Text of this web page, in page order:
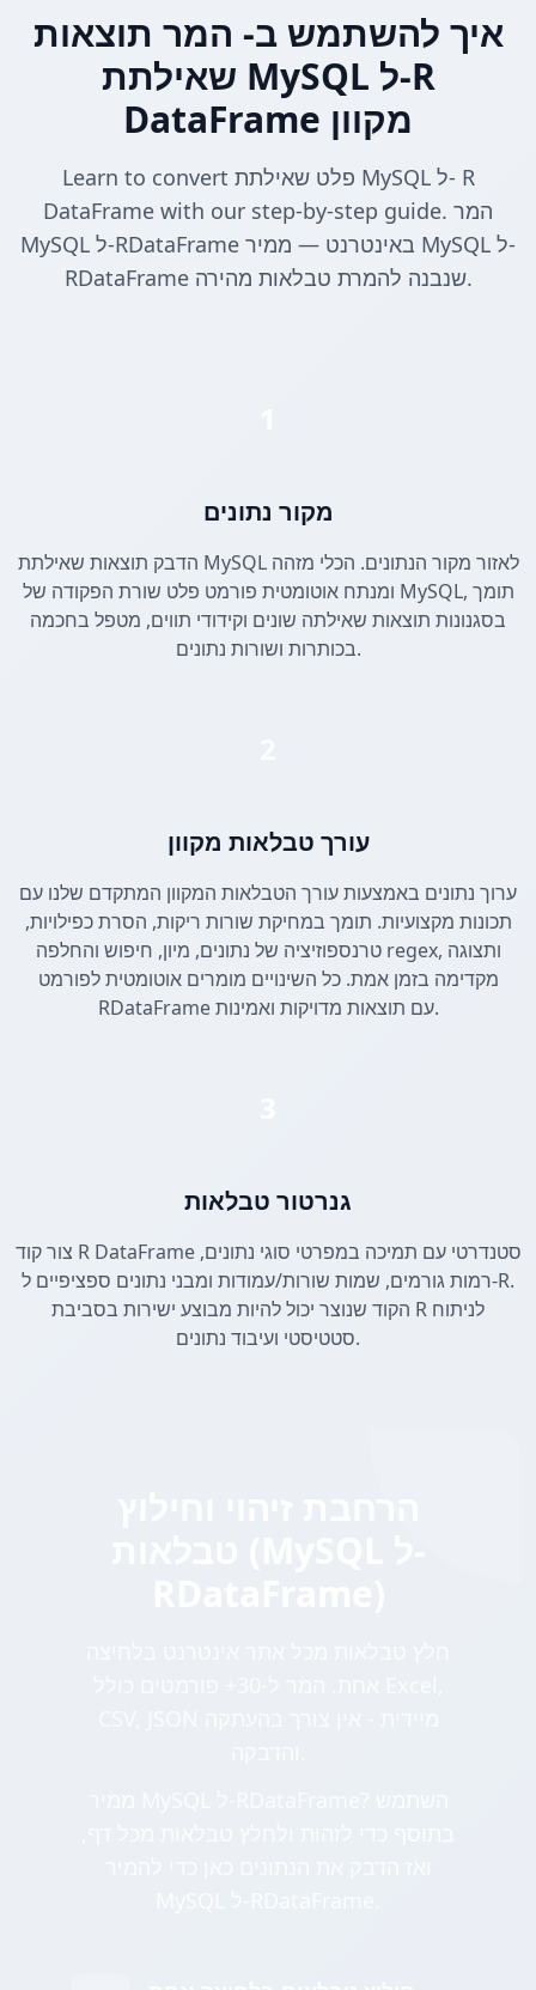
איך להשתמש ב- המר תוצאות
שאילתת MySQL ל-R
DataFrame מקוון
Learn to convert פלט שאילתת MySQL ל- R
DataFrame with our step-by-step guide. המר
MySQL ל-RDataFrame באינטרנט — ממיר MySQL ל-
RDataFrame שנבנה להמרת טבלאות מהירה.
מקור נתונים
הדבק תוצאות שאילתת MySQL לאזור מקור הנתונים. הכלי מזהה
ומנתח אוטומטית פורמט פלט שורת הפקודה של MySQL, תומך
בסגנונות תוצאות שאילתה שונים וקידודי תווים, מטפל בחכמה
בכותרות ושורות נתונים.
עורך טבלאות מקוון
ערוך נתונים באמצעות עורך הטבלאות המקוון המתקדם שלנו עם
תכונות מקצועיות. תומך במחיקת שורות ריקות, הסרת כפילויות,
טרנספוזיציה של נתונים, מיון, חיפוש והחלפה regex, ותצוגה
מקדימה בזמן אמת. כל השינויים מומרים אוטומטית לפורמט
RDataFrame עם תוצאות מדויקות ואמינות.
גנרטור טבלאות
צור קוד R DataFrame סטנדרטי עם תמיכה במפרטי סוגי נתונים,
רמות גורמים, שמות שורות/עמודות ומבני נתונים ספציפיים ל-R.
הקוד שנוצר יכול להיות מבוצע ישירות בסביבת R לניתוח
סטטיסטי ועיבוד נתונים.